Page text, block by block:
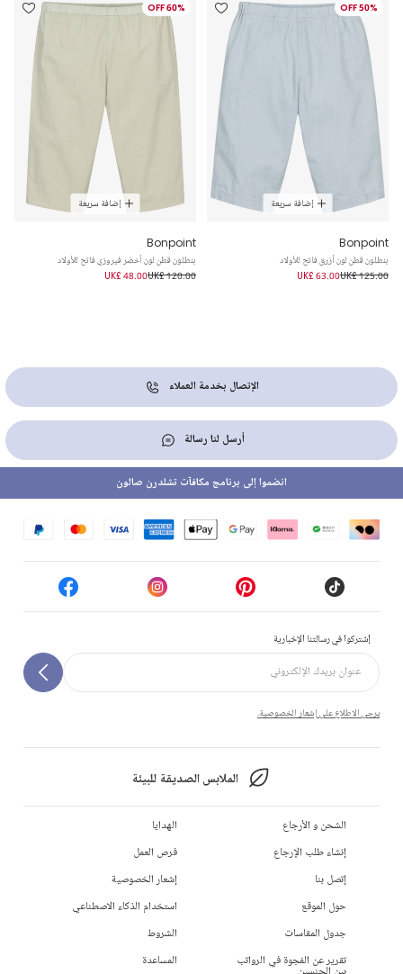
50% OFF
إضافة سريعة
Bonpoint
بنطلون قطن لون أزرق فاتح للأولاد
UK£ 125.00
UK£ 63.00
60% OFF
إضافة سريعة
Bonpoint
بنطلون قطن لون أخضر فيروزي فاتح للأولاد
UK£ 120.00
UK£ 48.00
الإتصال بخدمة العملاء
أرسل لنا رسالة
إشتركوا في رسالتنا الإخبارية
يرجى الاطلاع على إشعار الخصوصية.
الملابس الصديقة للبيئة
انضموا إلى برنامج مكافآت تشلدرن صالون
الشحن و الأرجاع
إنشاء طلب الإرجاع
إتصل بنا
حول الموقع
جدول المقاسات
تقرير عن الفجوة في الرواتب
الهدايا
فرص العمل
إشعار الخصوصية
استخدام الذكاء الاصطناعي
الشروط
المساعدة